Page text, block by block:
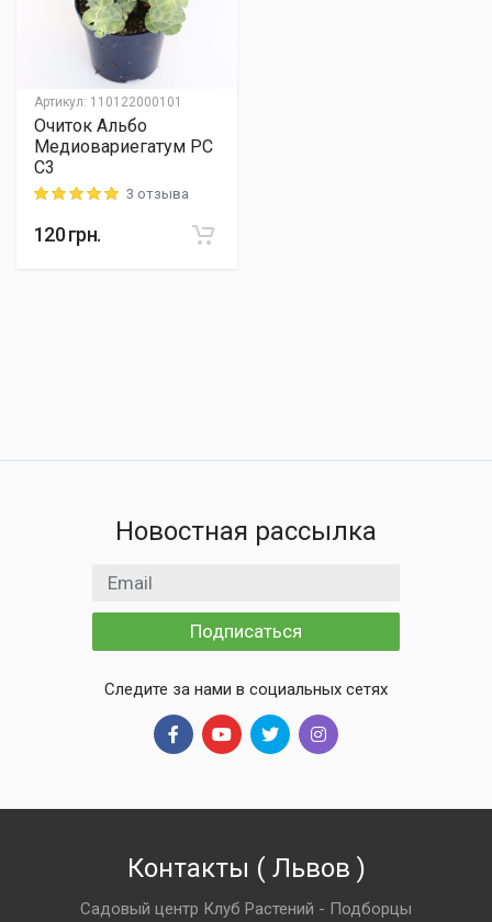
Артикул: 110122000101
Очиток Альбо
Медиовариегатум PC
C3
Rating: 5 out of 53 отзыва
120грн.
Новостная рассылка
Email адрес
Подписаться
Следите за нами в социальных сетях
Контакты ( Львов )
Садовый центр Клуб Растений - Подборцы